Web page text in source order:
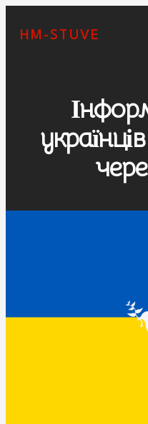
HM-STUVE